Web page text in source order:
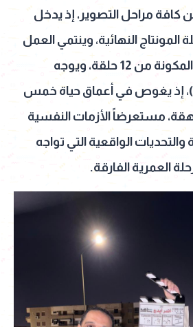
كافة مراحل التصوير، إذ يدخل
النهائية، وينتمي العمل
لفئة الدراما القصيرة المكونة من 12 حلقة، ويوجه
بوصلته نحو (Gen Z)، إذ يغوص في أعماق حياة خمس
مستعرضاً الأزمات النفسية
الواقعية التي تواجه
العمرية الفارقة.